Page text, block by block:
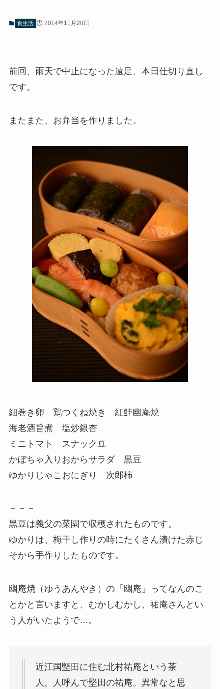
食生活 2014年11月20日
前回、雨天で中止になった遠足、本日仕切り直し
です。
またまた、お弁当を作りました。
細巻き卵 鶏つくね焼き 紅鮭幽庵焼
海老酒旨煮 塩炒銀杏
ミニトマト スナック豆
かぼちゃ入りおからサラダ 黒豆
ゆかりじゃこおにぎり 次郎柿
－－－
黒豆は義父の菜園で収穫されたものです。
ゆかりは、梅干し作りの時にたくさん漬けた赤じ
そから手作りしたものです。
幽庵焼（ゆうあんやき）の「幽庵」ってなんのこ
とかと言いますと、むかしむかし、祐庵さんとい
う人がいたようで…。
近江国堅田に住む北村祐庵という茶
人。人呼んで堅田の祐庵。異常なと思